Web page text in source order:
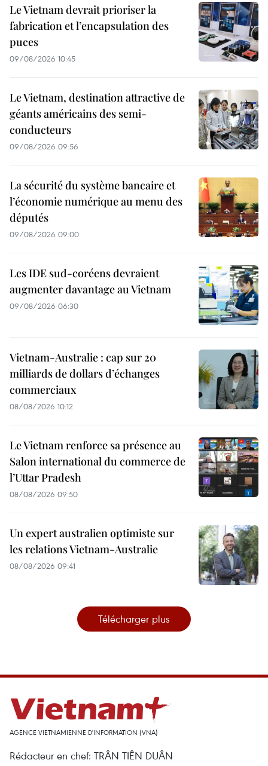
Le Vietnam devrait prioriser la
fabrication et l’encapsulation des
puces
09/08/2026 10:45
Le Vietnam, destination attractive de
géants américains des semi-
conducteurs
09/08/2026 09:56
La sécurité du système bancaire et
l’économie numérique au menu des
députés
09/08/2026 09:00
Les IDE sud-coréens devraient
augmenter davantage au Vietnam
09/08/2026 06:30
Vietnam-Australie : cap sur 20
milliards de dollars d’échanges
commerciaux
08/08/2026 10:12
Le Vietnam renforce sa présence au
Salon international du commerce de
l’Uttar Pradesh
08/08/2026 09:50
Un expert australien optimiste sur
les relations Vietnam-Australie
08/08/2026 09:41
Télécharger plus
AGENCE VIETNAMIENNE D'INFORMATION (VNA)
Rédacteur en chef: TRÂN TIÊN DUÂN